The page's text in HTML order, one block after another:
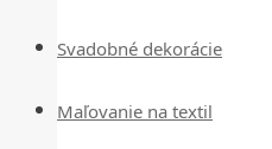
Svadobné dekorácie
Maľovanie na textil